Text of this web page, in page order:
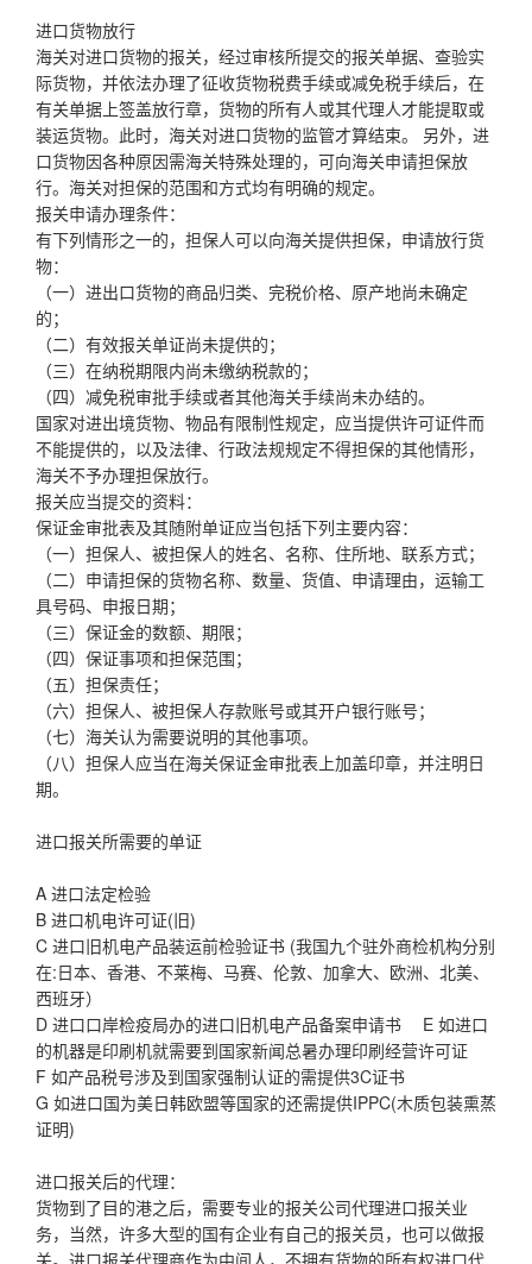
进口货物放行
海关对进口货物的报关，经过审核所提交的报关单据、查验实
际货物，并依法办理了征收货物税费手续或减免税手续后，在
有关单据上签盖放行章，货物的所有人或其代理人才能提取或
装运货物。此时，海关对进口货物的监管才算结束。 另外，进
口货物因各种原因需海关特殊处理的，可向海关申请担保放
行。海关对担保的范围和方式均有明确的规定。
报关申请办理条件：
有下列情形之一的，担保人可以向海关提供担保，申请放行货
物：
（一）进出口货物的商品归类、完税价格、原产地尚未确定
的；
（二）有效报关单证尚未提供的；
（三）在纳税期限内尚未缴纳税款的；
（四）减免税审批手续或者其他海关手续尚未办结的。
国家对进出境货物、物品有限制性规定，应当提供许可证件而
不能提供的，以及法律、行政法规规定不得担保的其他情形，
海关不予办理担保放行。
报关应当提交的资料：
保证金审批表及其随附单证应当包括下列主要内容：
（一）担保人、被担保人的姓名、名称、住所地、联系方式；
（二）申请担保的货物名称、数量、货值、申请理由，运输工
具号码、申报日期；
（三）保证金的数额、期限；
（四）保证事项和担保范围；
（五）担保责任；
（六）担保人、被担保人存款账号或其开户银行账号；
（七）海关认为需要说明的其他事项。
（八）担保人应当在海关保证金审批表上加盖印章，并注明日
期。
进口报关所需要的单证
A 进口法定检验
B 进口机电许可证(旧)
C 进口旧机电产品装运前检验证书 (我国九个驻外商检机构分别
在:日本、香港、不莱梅、马赛、伦敦、加拿大、欧洲、北美、
西班牙）
D 进口口岸检疫局办的进口旧机电产品备案申请书 E 如进口
的机器是印刷机就需要到国家新闻总暑办理印刷经营许可证
F 如产品税号涉及到国家强制认证的需提供3C证书
G 如进口国为美日韩欧盟等国家的还需提供IPPC(木质包装熏蒸
证明)
进口报关后的代理：
货物到了目的港之后，需要专业的报关公司代理进口报关业
务，当然，许多大型的国有企业有自己的报关员，也可以做报
关。进口报关代理商作为中间人，不拥有货物的所有权进口代